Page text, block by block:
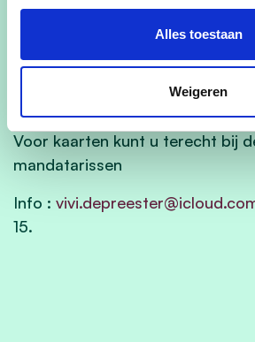
Alles toestaan
Weigeren
halen of thuisbezorgd.
Kostprijs : 22 euro ;
Voor kaarten kunt u terecht bij
mandatarissen
Info :
15.